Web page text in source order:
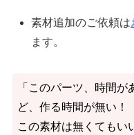
素材追加のご依頼は
ます。
「このパーツ、時間
ど、作る時間が無い！
この素材は無くてもい